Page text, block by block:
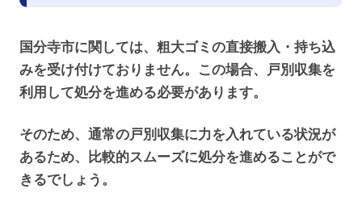
国分寺市に関しては、粗大ゴミの直接搬入・持ち込
みを受け付けておりません。この場合、戸別収集を
利用して処分を進める必要があります。
そのため、通常の戸別収集に力を入れている状況が
あるため、比較的スムーズに処分を進めることがで
きるでしょう。